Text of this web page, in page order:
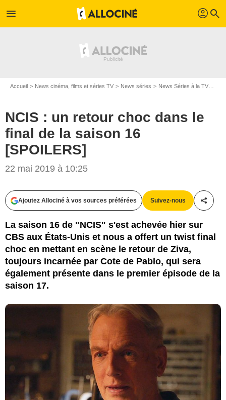
menu profil search
Accueil News cinéma, films et séries TV News séries News Séries à la TV
NCIS : un retour choc dans le
final de la saison 16
[SPOILERS]
22 mai 2019 à 10:25
Ajoutez Allociné à vos sources préférées Suivez-nous
La saison 16 de "NCIS" s'est achevée hier sur
CBS aux États-Unis et nous a offert un twist final
choc en mettant en scène le retour de Ziva,
toujours incarnée par Cote de Pablo, qui sera
également présente dans le premier épisode de la
saison 17.